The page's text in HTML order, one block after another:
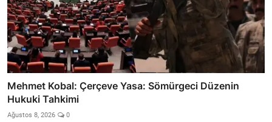
Mehmet Kobal: Çerçeve Yasa: Sömürgeci Düzenin
Hukuki Tahkimi
Ağustos 8, 2026 0